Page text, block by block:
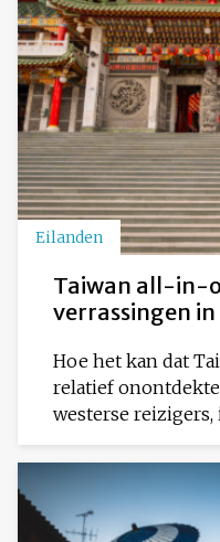
Eilanden
Taiwan all-in-
verrassingen
Hoe het kan dat
relatief
westerse reizigers,